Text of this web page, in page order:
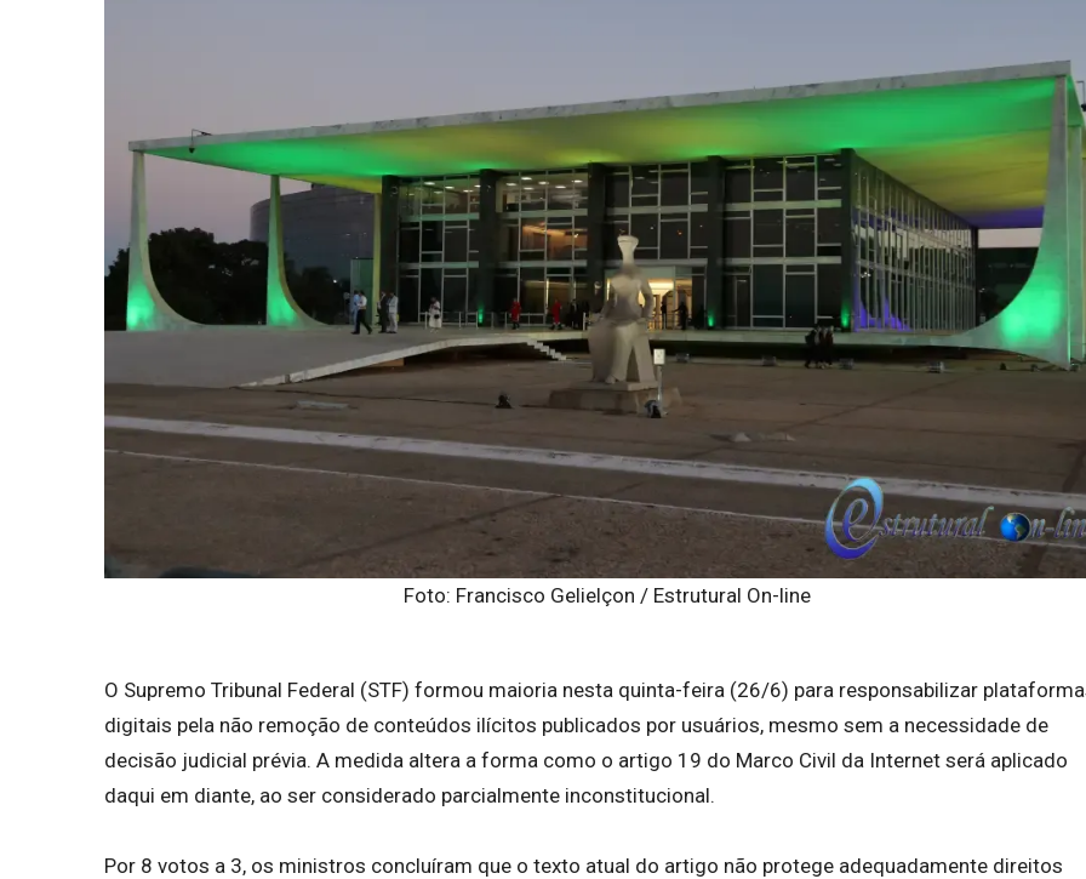
Foto: Francisco Gelielçon / Estrutural On-line
O Supremo Tribunal Federal (STF) formou maioria nesta quinta-feira (26/6) para responsabilizar
digitais pela não remoção de conteúdos ilícitos publicados por usuários, mesmo sem a necessidade de
decisão judicial prévia. A medida altera a forma como o artigo 19 do Marco Civil da Internet será aplicado
daqui em diante, ao ser considerado parcialmente inconstitucional.
Por 8 votos a 3, os ministros concluíram que o texto atual do artigo não protege adequadamente direitos